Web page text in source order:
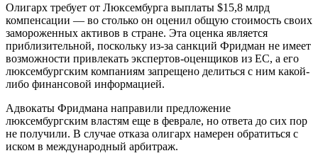
Олигарх требует от Люксембурга выплаты $15,8 млрд
компенсации — во столько он оценил общую стоимость своих
замороженных активов в стране. Эта оценка является
приблизительной, поскольку из-за санкций Фридман не имеет
возможности привлекать экспертов-оценщиков из ЕС, а его
люксембургским компаниям запрещено делиться с ним какой-
либо финансовой информацией.
Адвокаты Фридмана направили предложение
люксембургским властям еще в феврале, но ответа до сих пор
не получили. В случае отказа олигарх намерен обратиться с
иском в международный арбитраж.